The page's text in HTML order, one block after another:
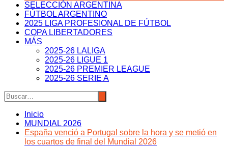
SELECCIÓN ARGENTINA
FÚTBOL ARGENTINO
2025 LIGA PROFESIONAL DE FÚTBOL
COPA LIBERTADORES
MÁS
2025-26 LALIGA
2025-26 LIGUE 1
2025-26 PREMIER LEAGUE
2025-26 SERIE A
Inicio
MUNDIAL 2026
España venció a Portugal sobre la hora y se metió en
los cuartos de final del Mundial 2026